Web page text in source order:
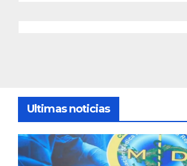
Ultimas noticias